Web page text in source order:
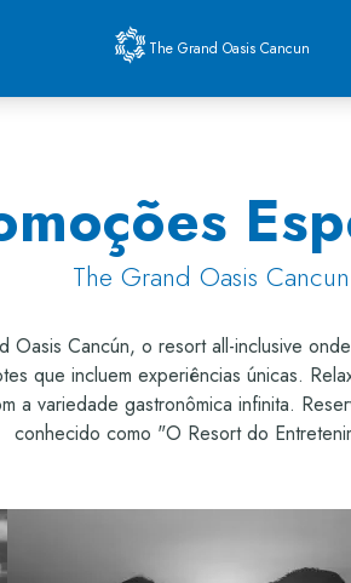
The Grand Oasis Cancun
The Grand Oasis Cancun
Oasis Cancún, o resort all-inclusive
que incluem experiências únicas.
a variedade gastronômica infinita.
conhecido como "O Resort do